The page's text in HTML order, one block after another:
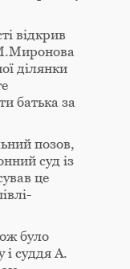
відкрив
ділянки
батька за
позов,
суд із
це
було
і суддя А.